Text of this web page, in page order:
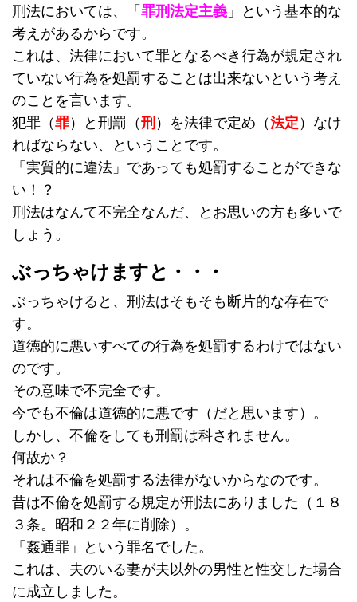
刑法においては、「罪刑法定主義 」という基本的な
考えがあるからです。
これは、法律において罪となるべき行為が規定され
ていない行為を処罰することは出来ないという考え
のことを言います。
犯罪（罪）と刑罰（刑 ）を法律で定め（法定）なけ
ればならない、ということです。
「実質的に違法」であっても処罰することができな
い！？
刑法はなんて不完全なんだ、とお思いの方も多いで
しょう。
ぶっちゃけますと・・・
ぶっちゃけると、刑法はそもそも断片的な存在で
す。
道徳的に悪いすべての行為を処罰するわけではない
のです。
その意味で不完全です。
今でも不倫は道徳的に悪です（だと思います）。
しかし、不倫をしても刑罰は科されません。
何故か？
それは不倫を処罰する法律がないからなのです。
昔は不倫を処罰する規定が刑法にありました（１８
３条。昭和２２年に削除）。
「姦通罪」という罪名でした。
これは、夫のいる妻が夫以外の男性と性交した場合
に成立しました。